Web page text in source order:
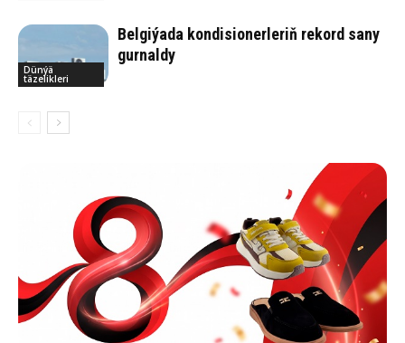
Dünýä
täzelikleri
Belgiýada kondisionerleriň rekord sany
gurnaldy